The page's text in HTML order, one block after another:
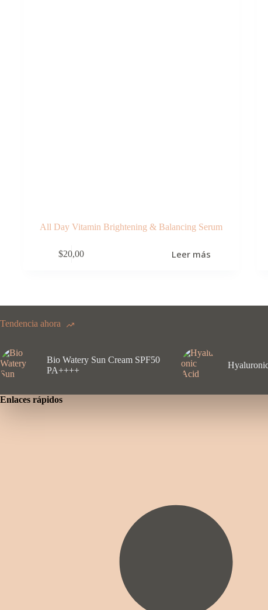
All Day Vitamin Brightening & Balancing Serum
$20,00 Leer más
Tendencia ahora
Bio Watery Sun Cream SPF50
PA++++
Enlaces rápidos